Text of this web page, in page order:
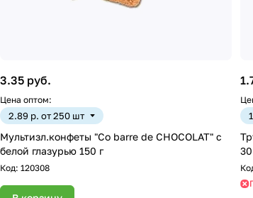
3.35 руб.
Цена оптом:
2.89 р. от 250 шт
Мультизл.конфеты "Co barre de CHOCOLAT" с
белой глазурью 150 г
Код: 120308